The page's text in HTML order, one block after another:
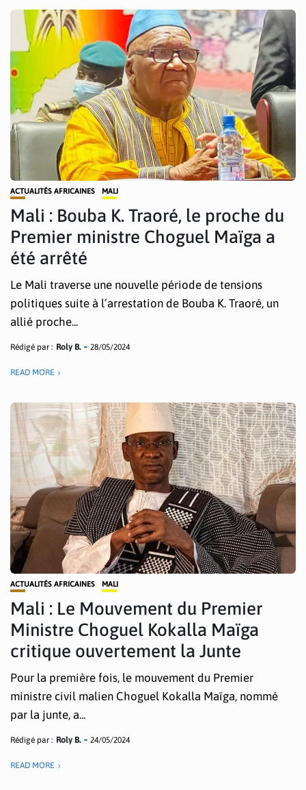
ACTUALITÉS AFRICAINES MALI
Mali : Bouba K. Traoré, le proche du
Premier ministre Choguel Maïga a
été arrêté
Le Mali traverse une nouvelle période de tensions
politiques suite à l’arrestation de Bouba K. Traoré, un
allié proche...
Rédigé par : Roly B. 28/05/2024
READ MORE
ACTUALITÉS AFRICAINES MALI
Mali : Le Mouvement du Premier
Ministre Choguel Kokalla Maïga
critique ouvertement la Junte
Pour la première fois, le mouvement du Premier
ministre civil malien Choguel Kokalla Maïga, nommé
par la junte, a...
Rédigé par : Roly B. 24/05/2024
READ MORE